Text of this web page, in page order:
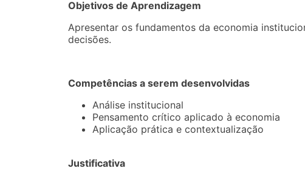
Objetivos de Aprendizagem
Apresentar os fundamentos da economia
decisões.
Competências a serem desenvolvidas
Análise institucional
Pensamento crítico aplicado à economia
Aplicação prática e contextualização
Justificativa